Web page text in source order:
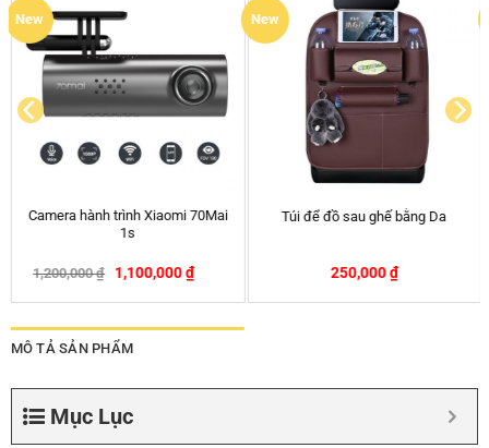
ghế bằng Da
₫
Rèm che nắng ô tô nam châm
540,000 -26%
Bộ Kit nguồn
MÔ TẢ SẢN PHẨM
Mục Lục